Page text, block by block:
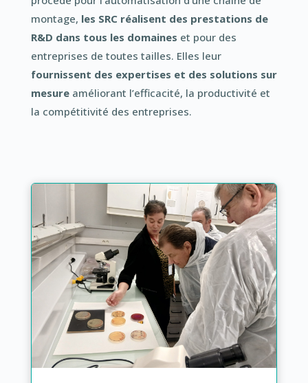
montage, les SRC réalisent des prestations de
R&D dans tous les domaines et pour des
entreprises de toutes tailles. Elles leur
fournissent des expertises et des solutions sur
mesureaméliorant l’efficacité, la productivité et
la compétitivité des entreprises.